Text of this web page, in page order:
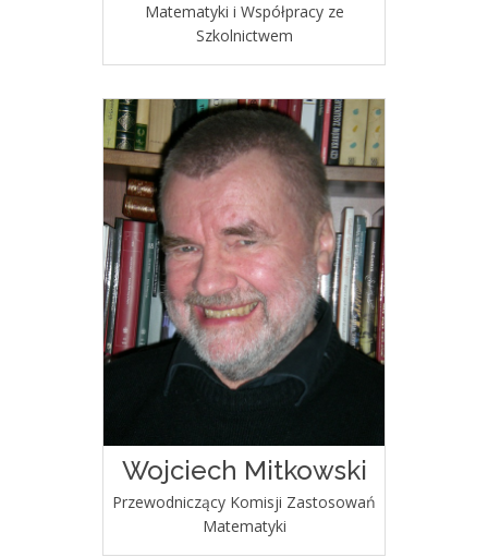
Matematyki i Współpracy ze
Szkolnictwem
Wojciech Mitkowski
Przewodniczący Komisji Zastosowań
Matematyki